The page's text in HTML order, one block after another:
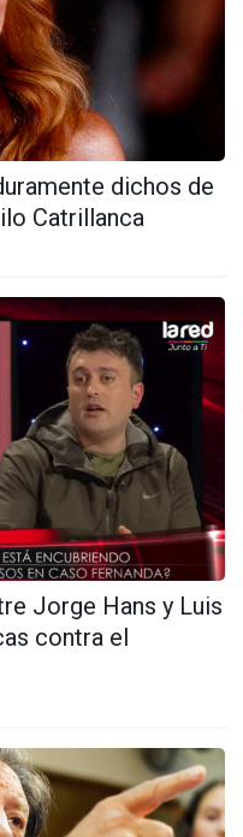
dichos de
Catrillanca
Jorge Hans y Luis
contra el